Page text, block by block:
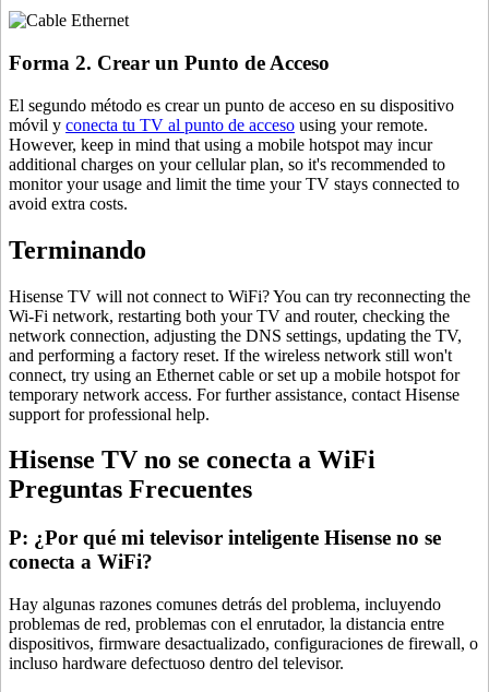
Forma 2. Crear un Punto de Acceso
El segundo método es crear un punto de acceso en su dispositivo
móvil y conecta tu TV al punto de acceso using your remote.
However, keep in mind that using a mobile hotspot may incur
additional charges on your cellular plan, so it's recommended to
monitor your usage and limit the time your TV stays connected to
avoid extra costs.
Terminando
Hisense TV will not connect to WiFi? You can try reconnecting the
Wi-Fi network, restarting both your TV and router, checking the
network connection, adjusting the DNS settings, updating the TV,
and performing a factory reset. If the wireless network still won't
connect, try using an Ethernet cable or set up a mobile hotspot for
temporary network access. For further assistance, contact Hisense
support for professional help.
Hisense TV no se conecta a WiFi
Preguntas Frecuentes
P: ¿Por qué mi televisor inteligente Hisense no se
conecta a WiFi?
Hay algunas razones comunes detrás del problema, incluyendo
problemas de red, problemas con el enrutador, la distancia entre
dispositivos, firmware desactualizado, configuraciones de firewall, o
incluso hardware defectuoso dentro del televisor.